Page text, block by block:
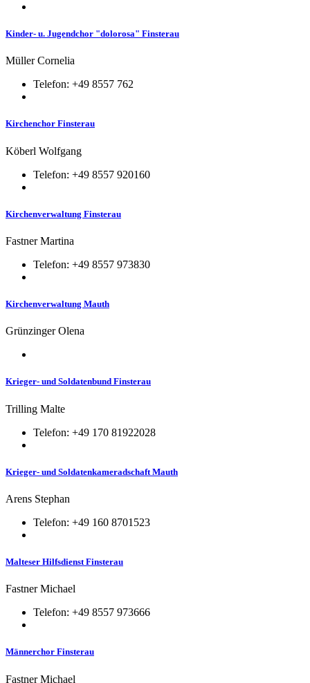
Kinder- u. Jugendchor "dolorosa" Finsterau
Müller Cornelia
Telefon: +49 8557 762
Kirchenchor Finsterau
Köberl Wolfgang
Telefon: +49 8557 920160
Kirchenverwaltung Finsterau
Fastner Martina
Telefon: +49 8557 973830
Kirchenverwaltung Mauth
Grünzinger Olena
Krieger- und Soldatenbund Finsterau
Trilling Malte
Telefon: +49 170 81922028
Krieger- und Soldatenkameradschaft Mauth
Arens Stephan
Telefon: +49 160 8701523
Malteser Hilfsdienst Finsterau
Fastner Michael
Telefon: +49 8557 973666
Männerchor Finsterau
Fastner Michael